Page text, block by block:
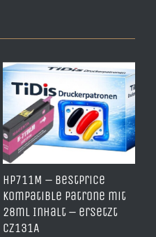
HP711M – BestPrice
kompatible Patrone mit
28ml Inhalt – ersetzt
CZ131A